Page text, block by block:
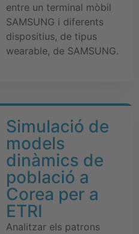
entre un terminal mòbil
SAMSUNG i diferents
dispositius, de tipus
wearable, de SAMSUNG.
Simulació de
models
dinàmics de
població a
Corea per a
ETRI
Analitzar els patrons